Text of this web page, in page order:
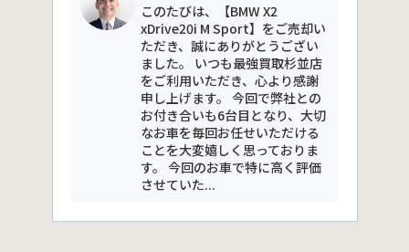
このたびは、【BMW X2
xDrive20i M Sport】をご売却い
ただき、誠にありがとうござい
ました。 いつも最強買取杉並店
をご利用いただき、心より感謝
申し上げます。 今回で弊社との
お付き合いも6台目となり、大切
なお車を毎回お任せいただける
ことを大変嬉しく思っておりま
す。 今回のお車で特に高く評価
させていた...